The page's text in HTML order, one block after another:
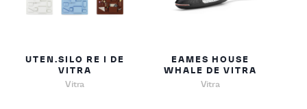
UTEN.SILO RE I DE
VITRA
Vitra
EAMES HOUSE
WHALE DE VITRA
Vitra